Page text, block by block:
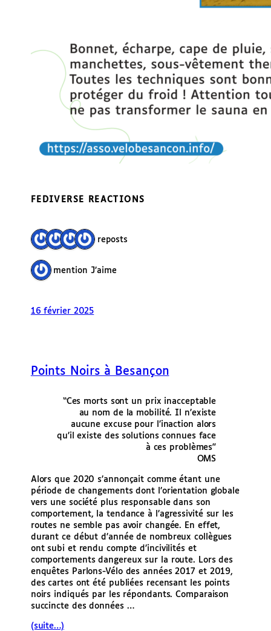
FEDIVERSE REACTIONS
4 reposts
1 mention J’aime
16 février 2025
Points Noirs à Besançon
“Ces morts sont un prix inacceptable
au nom de la mobilité. Il n’existe
aucune excuse pour l’inaction alors
qu’il existe des solutions connues face
à ces problèmes”
OMS
Alors que 2020 s’annonçait comme étant une
période de changements dont l’orientation globale
vers une société plus responsable dans son
comportement, la tendance à l’agressivité sur les
routes ne semble pas avoir changée. En effet,
durant ce début d’année de nombreux collègues
ont subi et rendu compte d’incivilités et
comportements dangereux sur la route. Lors des
enquêtes Parlons-Vélo des années 2017 et 2019,
des cartes ont été publiées recensant les points
noirs indiqués par les répondants. Comparaison
succincte des données …
(suite…)